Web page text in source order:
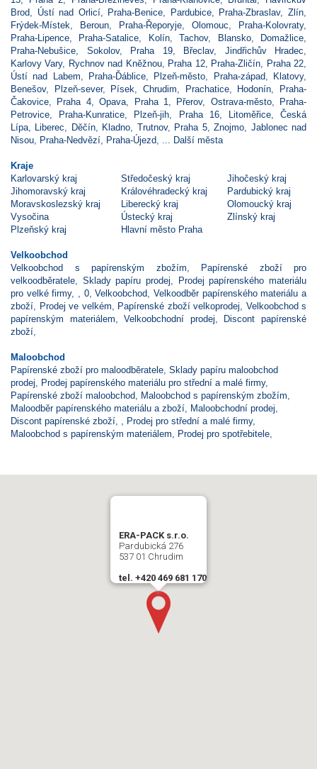
Brod
Ústí nad Orlicí, Praha-Benice Pardubice, Praha-Zbraslav,Zlín
Frýdek-Místek
Beroun Praha-Řeporyje Olomouc Praha-Kolovraty,
Praha-Lipence
Praha-Satalice Kolín,Tachov, Blansko, Domažlice
Praha-Nebušice
Sokolov, Praha 19, Břeclav, Jindřichův Hradec
Karlovy Vary, Rychnov nad Kněžnou, Praha 12, Praha-Zličín Praha 22
Ústí nad Labem
Praha-Ďáblice Plzeň-město Praha-západ Klatovy,
Benešov, Plzeň-sever, Písek ,Chrudim Prachatice, Hodonín
Praha-
Čakovice
Praha 4,Opava Praha 1 Přerov, Ostrava-město,
Praha-
Petrovice
Praha-Kunratice Plzeň-jih Praha 16, Litoměřice,Česká
Lípa
Liberec Děčín, Kladno Trutnov, Praha 5,Znojmo
Jablonec nad
Nisou
Praha-Nedvězí Praha-Újezd Další města
Kraje
Karlovarský kraj
Středočeský kraj
Jihočeský kraj
Jihomoravský kraj
Královéhradecký kraj
Pardubický kraj
Moravskoslezský kraj
Liberecký kraj
Olomoucký kraj
Vysočina
Ústecký kraj
Zlínský kraj
Plzeňský kraj
Hlavní město Praha
Velkoobchod
Velkoobchod s papírenským zbožím
Papírenské zboží pro
velkoodběratele
Sklady papíru prodej
Prodej papírenského materiálu
pro velké firmy, 0,Velkoobchod ,Velkoodběr papírenského materiálu a
zboží
Prodej ve velkém Papírenské zboží velkoprodej
Velkoobchod s
papírenským materiálem ,Velkoobchodní prodej
Discont papírenské
zboží
Maloobchod
Papírenské zboží pro maloodběratele Sklady papíru maloobchod
prodej
Prodej papírenského materiálu pro střední a malé firmy,
Papírenské zboží maloobchod
Maloobchod s papírenským zbožím
Maloodběr papírenského materiálu a zboží
Maloobchodní prodej
Discont papírenské zboží
Prodej pro střední a malé firmy,
Maloobchod s papírenským materiálem
Prodej pro spotřebitele
ERA-PACK s.r.o.
Pardubická 276
537 01 Chrudim
tel. +420 469 681 170